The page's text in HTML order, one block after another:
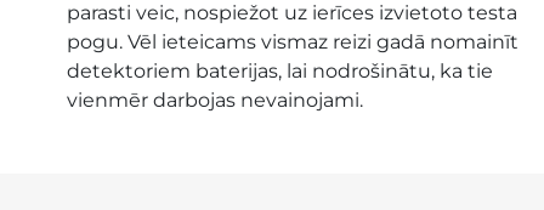
parasti veic, nospiežot uz ierīces izvietoto testa
pogu. Vēl ieteicams vismaz reizi gadā nomainīt
detektoriem baterijas, lai nodrošinātu, ka tie
vienmēr darbojas nevainojami.